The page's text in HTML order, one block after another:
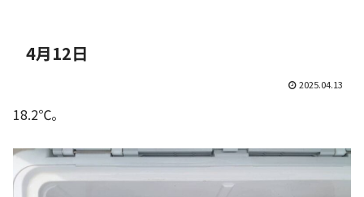
4月12日
2025.04.13
18.2℃。